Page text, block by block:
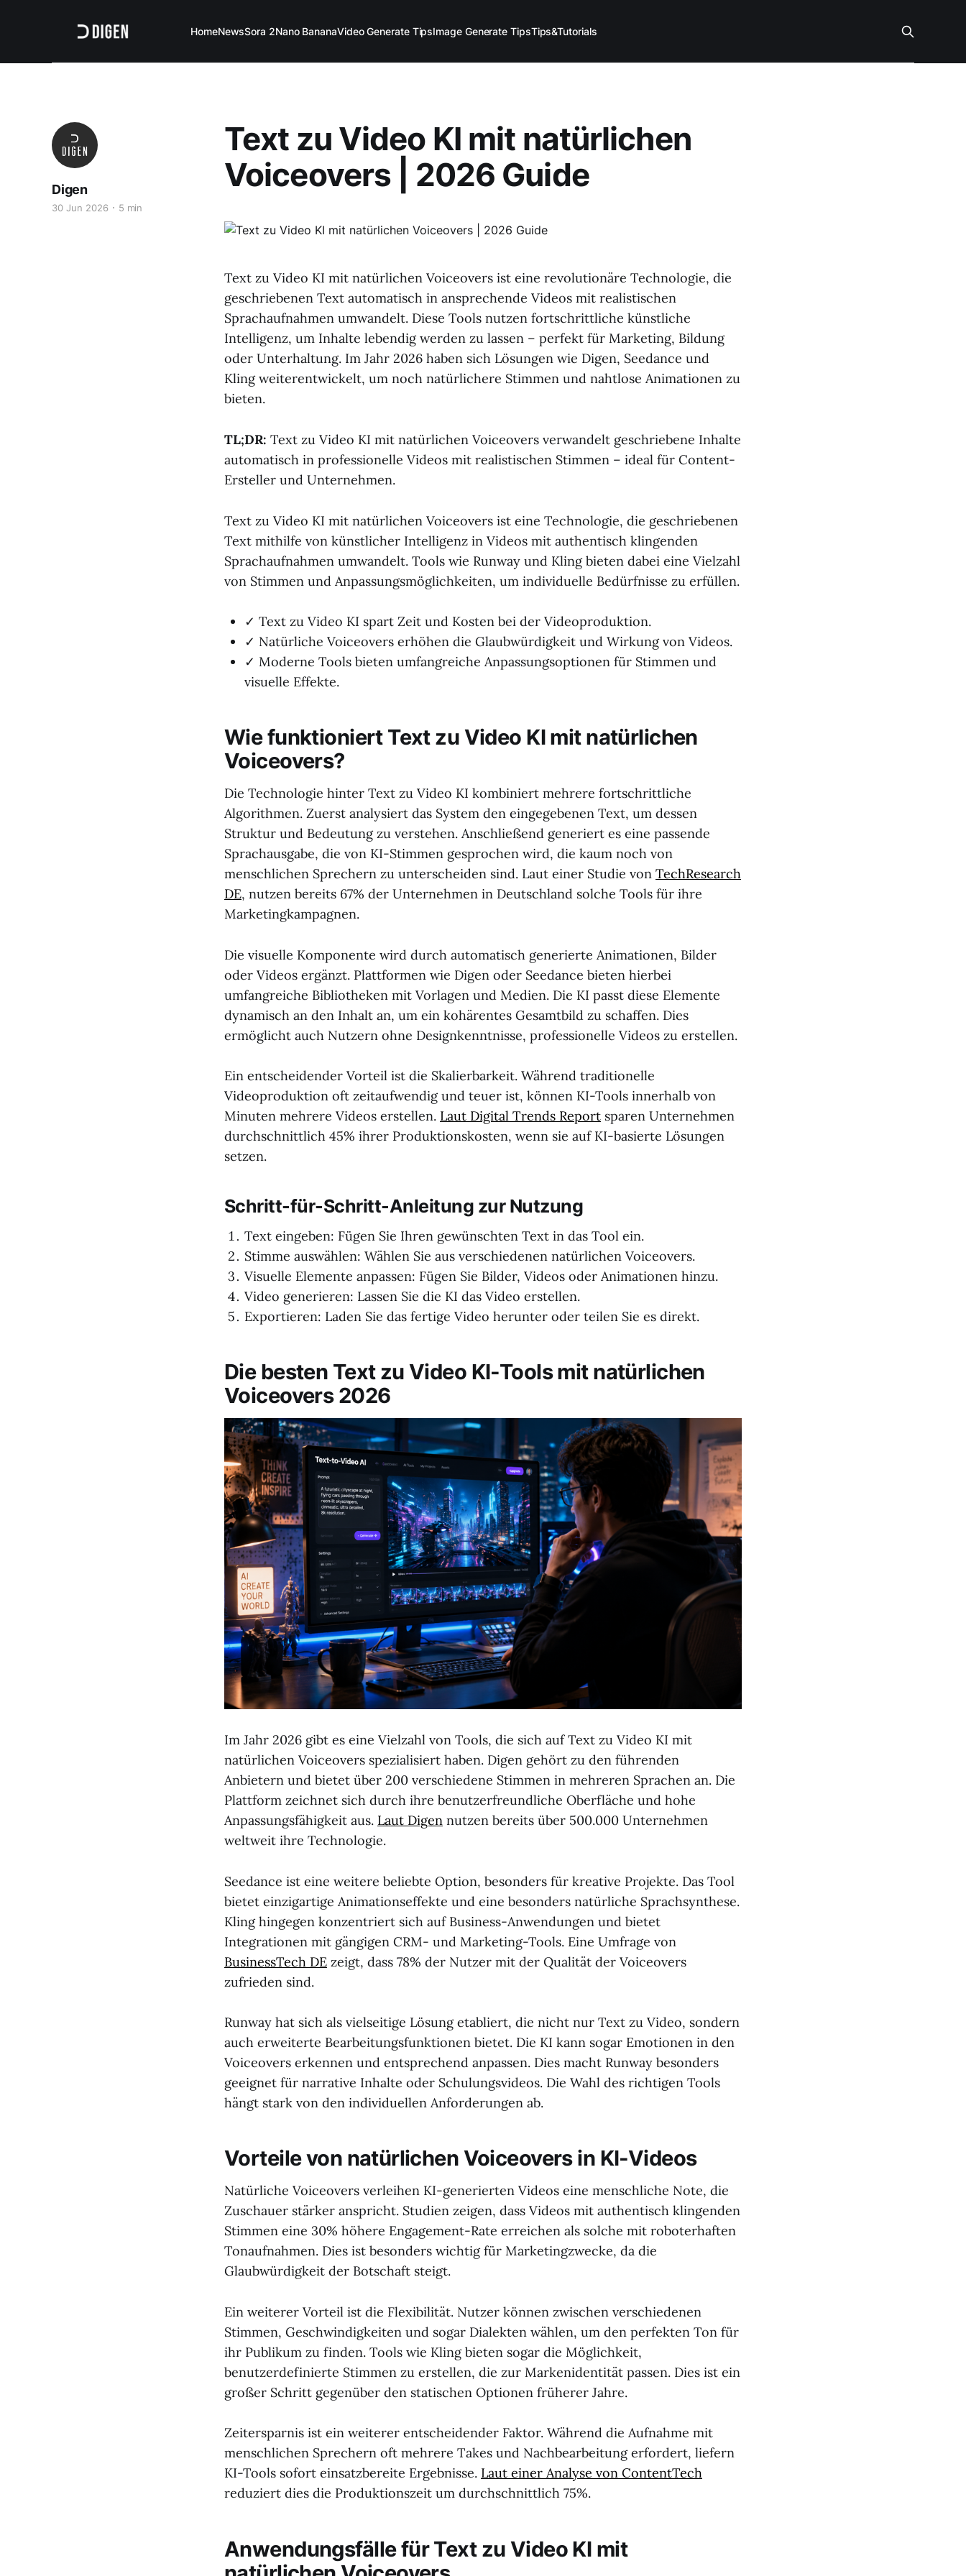
HomeNewsSora 2Nano BananaVideo Generate TipsImage Generate TipsTips&Tutorials
Text zu Video KI mit natürlichen
Voiceovers | 2026 Guide
Digen
30 Jun 2026 5 min
Text zu Video KI mit natürlichen Voiceovers ist eine revolutionäre Technologie, die
geschriebenen Text automatisch in ansprechende Videos mit realistischen
Sprachaufnahmen umwandelt. Diese Tools nutzen fortschrittliche künstliche
Intelligenz, um Inhalte lebendig werden zu lassen – perfekt für Marketing, Bildung
oder Unterhaltung. Im Jahr 2026 haben sich Lösungen wie Digen, Seedance und
Kling weiterentwickelt, um noch natürlichere Stimmen und nahtlose Animationen zu
bieten.
TL;DR: Text zu Video KI mit natürlichen Voiceovers verwandelt geschriebene Inhalte
automatisch in professionelle Videos mit realistischen Stimmen – ideal für Content-
Ersteller und Unternehmen.
Text zu Video KI mit natürlichen Voiceovers ist eine Technologie, die geschriebenen
Text mithilfe von künstlicher Intelligenz in Videos mit authentisch klingenden
Sprachaufnahmen umwandelt. Tools wie Runway und Kling bieten dabei eine Vielzahl
von Stimmen und Anpassungsmöglichkeiten, um individuelle Bedürfnisse zu erfüllen.
✓ Text zu Video KI spart Zeit und Kosten bei der Videoproduktion.
✓ Natürliche Voiceovers erhöhen die Glaubwürdigkeit und Wirkung von Videos.
✓ Moderne Tools bieten umfangreiche Anpassungsoptionen für Stimmen und
visuelle Effekte.
Wie funktioniert Text zu Video KI mit natürlichen
Voiceovers?
Die Technologie hinter Text zu Video KI kombiniert mehrere fortschrittliche
Algorithmen. Zuerst analysiert das System den eingegebenen Text, um dessen
Struktur und Bedeutung zu verstehen. Anschließend generiert es eine passende
Sprachausgabe, die von KI-Stimmen gesprochen wird, die kaum noch von
menschlichen Sprechern zu unterscheiden sind. Laut einer Studie von TechResearch
DE, nutzen bereits 67% der Unternehmen in Deutschland solche Tools für ihre
Marketingkampagnen.
Die visuelle Komponente wird durch automatisch generierte Animationen, Bilder
oder Videos ergänzt. Plattformen wie Digen oder Seedance bieten hierbei
umfangreiche Bibliotheken mit Vorlagen und Medien. Die KI passt diese Elemente
dynamisch an den Inhalt an, um ein kohärentes Gesamtbild zu schaffen. Dies
ermöglicht auch Nutzern ohne Designkenntnisse, professionelle Videos zu erstellen.
Ein entscheidender Vorteil ist die Skalierbarkeit. Während traditionelle
Videoproduktion oft zeitaufwendig und teuer ist, können KI-Tools innerhalb von
Minuten mehrere Videos erstellen. Laut Digital Trends Report sparen Unternehmen
durchschnittlich 45% ihrer Produktionskosten, wenn sie auf KI-basierte Lösungen
setzen.
Schritt-für-Schritt-Anleitung zur Nutzung
Text eingeben: Fügen Sie Ihren gewünschten Text in das Tool ein.
Stimme auswählen: Wählen Sie aus verschiedenen natürlichen Voiceovers.
Visuelle Elemente anpassen: Fügen Sie Bilder, Videos oder Animationen hinzu.
Video generieren: Lassen Sie die KI das Video erstellen.
Exportieren: Laden Sie das fertige Video herunter oder teilen Sie es direkt.
Die besten Text zu Video KI-Tools mit natürlichen
Voiceovers 2026
Im Jahr 2026 gibt es eine Vielzahl von Tools, die sich auf Text zu Video KI mit
natürlichen Voiceovers spezialisiert haben. Digen gehört zu den führenden
Anbietern und bietet über 200 verschiedene Stimmen in mehreren Sprachen an. Die
Plattform zeichnet sich durch ihre benutzerfreundliche Oberfläche und hohe
Anpassungsfähigkeit aus. Laut Digen nutzen bereits über 500.000 Unternehmen
weltweit ihre Technologie.
Seedance ist eine weitere beliebte Option, besonders für kreative Projekte. Das Tool
bietet einzigartige Animationseffekte und eine besonders natürliche Sprachsynthese.
Kling hingegen konzentriert sich auf Business-Anwendungen und bietet
Integrationen mit gängigen CRM- und Marketing-Tools. Eine Umfrage von
BusinessTech DE zeigt, dass 78% der Nutzer mit der Qualität der Voiceovers
zufrieden sind.
Runway hat sich als vielseitige Lösung etabliert, die nicht nur Text zu Video, sondern
auch erweiterte Bearbeitungsfunktionen bietet. Die KI kann sogar Emotionen in den
Voiceovers erkennen und entsprechend anpassen. Dies macht Runway besonders
geeignet für narrative Inhalte oder Schulungsvideos. Die Wahl des richtigen Tools
hängt stark von den individuellen Anforderungen ab.
Vorteile von natürlichen Voiceovers in KI-Videos
Natürliche Voiceovers verleihen KI-generierten Videos eine menschliche Note, die
Zuschauer stärker anspricht. Studien zeigen, dass Videos mit authentisch klingenden
Stimmen eine 30% höhere Engagement-Rate erreichen als solche mit roboterhaften
Tonaufnahmen. Dies ist besonders wichtig für Marketingzwecke, da die
Glaubwürdigkeit der Botschaft steigt.
Ein weiterer Vorteil ist die Flexibilität. Nutzer können zwischen verschiedenen
Stimmen, Geschwindigkeiten und sogar Dialekten wählen, um den perfekten Ton für
ihr Publikum zu finden. Tools wie Kling bieten sogar die Möglichkeit,
benutzerdefinierte Stimmen zu erstellen, die zur Markenidentität passen. Dies ist ein
großer Schritt gegenüber den statischen Optionen früherer Jahre.
Zeitersparnis ist ein weiterer entscheidender Faktor. Während die Aufnahme mit
menschlichen Sprechern oft mehrere Takes und Nachbearbeitung erfordert, liefern
KI-Tools sofort einsatzbereite Ergebnisse. Laut einer Analyse von ContentTech
reduziert dies die Produktionszeit um durchschnittlich 75%.
Anwendungsfälle für Text zu Video KI mit